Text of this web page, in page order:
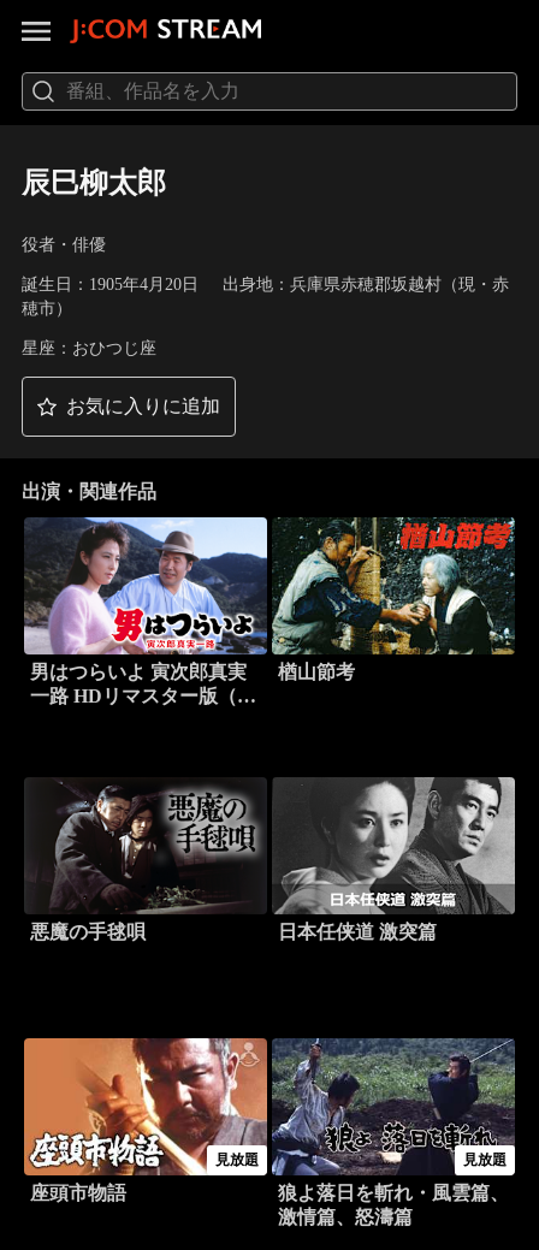
辰巳柳太郎
役者・俳優
誕生日：1905年4月20日
出身地：兵庫県赤穂郡坂越村（現・赤
穂市）
星座：おひつじ座
お気に入りに追加
出演・関連作品
男はつらいよ 寅次郎真実
一路 HDリマスター版（第
楢山節考
悪魔の手毬唄 日本任侠道 激突篇
見放題
座頭市物語
見放題
狼よ落日を斬れ・風雲篇、
激情篇、怒濤篇